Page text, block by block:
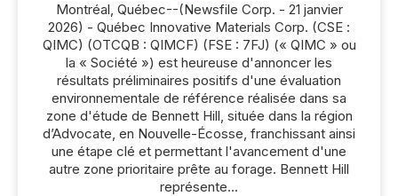
Montréal, Québec--(Newsfile Corp. - 21 janvier
2026) - Québec Innovative Materials Corp. (CSE :
QIMC) (OTCQB : QIMCF) (FSE : 7FJ) (« QIMC » ou
la « Société ») est heureuse d'annoncer les
résultats préliminaires positifs d'une évaluation
environnementale de référence réalisée dans sa
zone d'étude de Bennett Hill, située dans la région
d’Advocate, en Nouvelle-Écosse, franchissant ainsi
une étape clé et permettant l'avancement d'une
autre zone prioritaire prête au forage. Bennett Hill
représente...